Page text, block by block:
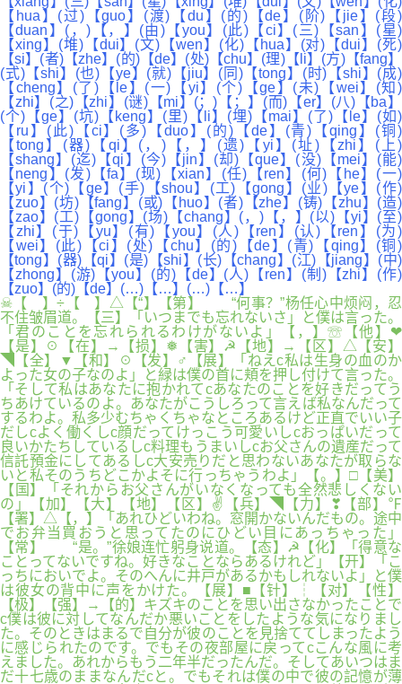
【hua】(过)【guo】(渡)【du】(的)【de】(阶)【jie】(段)
【duan】(，)【，】(由)【you】(此)【ci】(三)【san】(星)
【xing】(堆)【dui】(文)【wen】(化)【hua】(对)【dui】(死)
【si】(者)【zhe】(的)【de】(处)【chu】(理)【li】(方)【fang】
(式)【shi】(也)【ye】(就)【jiu】(同)【tong】(时)【shi】(成)
【cheng】(了)【le】(一)【yi】(个)【ge】(未)【wei】(知)
【zhi】(之)【zhi】(谜)【mi】(；)【；】(而)【er】(八)【ba】
(个)【ge】(坑)【keng】(里)【li】(埋)【mai】(了)【le】(如)
【ru】(此)【ci】(多)【duo】(的)【de】(青)【qing】(铜)
【tong】(器)【qi】(，)【，】(遗)【yi】(址)【zhi】(上)
【shang】(迄)【qi】(今)【jin】(却)【que】(没)【mei】(能)
【neng】(发)【fa】(现)【xian】(任)【ren】(何)【he】(一)
【yi】(个)【ge】(手)【shou】(工)【gong】(业)【ye】(作)
【zuo】(坊)【fang】(或)【huo】(者)【zhe】(铸)【zhu】(造)
【zao】(工)【gong】(场)【chang】(，)【，】(以)【yi】(至)
【zhi】(于)【yu】(有)【you】(人)【ren】(认)【ren】(为)
【wei】(此)【ci】(处)【chu】(的)【de】(青)【qing】(铜)
【tong】(器)【qi】(是)【shi】(长)【chang】(江)【jiang】(中)
【zhong】(游)【you】(的)【de】(人)【ren】(制)【zhi】(作)
【zuo】(的)【de】(…)【…】(…)【…】
☠【 】÷【 】△【“】【第】 “何事？”杨任心中烦闷，忍
不住皱眉道。【三】「いつまでも忘れないさ」と僕は言った。
「君のことを忘れられるわけがないよ」【，】☏【他】❤
【是】☉【在】→【损】❅【害】☭【地】→【区】△【安】
◥【全】▼【和】☉【发】♂【展】「ねえc私は生身の血のか
よった女の子なのよ」と緑は僕の首に頬を押し付けて言った。
「そして私はあなたに抱かれてcあなたのことを好きだってう
ちあけているのよ。あなたがこうしろって言えば私なんだって
するわよ。私多少むちゃくちゃなところあるけど正直でいい子
だしcよく働くしc顔だってけっこう可愛いしcおっぱいだって
良いかたちしているしc料理もうまいしcお父さんの遺産だって
信託預金にしてあるしc大安売りだと思わないあなたが取らな
いと私そのうちどこかよそに行っちゃうわよ」【。】□【美】
【国】「それからお父さんがいなくなっても全然悲しくない
の」【加】【大】【地】【区】✌【兵】◥【力】❣【部】℉
【署】△【，】「あれひどいわね。窓開かないんだもの。途中
でお弁当買おうと思ってたのにひどい目にあっちゃった」
【常】 “是。”徐娘连忙躬身说道。【态】☭【化】「得意な
ことってないですね。好きなことならあるけれど」【开】「こ
っちにおいでよ。そのへんに井戸があるかもしれないよ」と僕
は彼女の背中に声をかけた。【展】■【针】┆【对】【性】
【极】【强】→【的】キズキのことを思い出さなかったことで
c僕は彼に対してなんだか悪いことをしたような気になりまし
た。そのときはまるで自分が彼のことを見捨ててしまったよう
に感じられたのです。でもその夜部屋に戻ってcこんな風に考
えました。あれからもう二年半だったんだ。そしてあいつはま
だ十七歳のままなんだcと。でもそれは僕の中で彼の記憶が薄